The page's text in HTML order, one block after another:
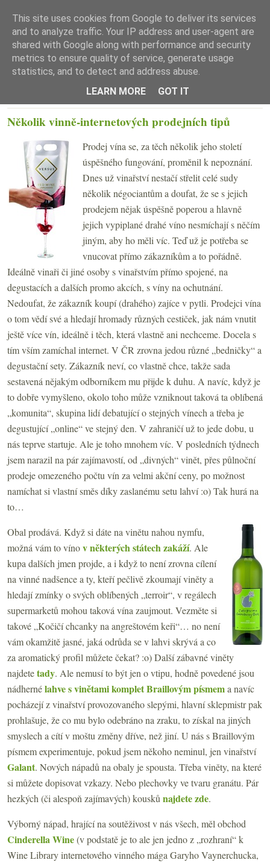
☰ Menu
Několik vinně-internetových prodejních tipů
Prodej vína se, za těch několik jeho století
úspěšného fungování, proměnil k nepoznání.
Dnes už vinařství nestačí střelit celé sudy
několik négociantům a doufat, že se s jejich
prodejem nějak úspěšně poperou a hlavně
jejich vypiplané drahé víno nesmíchají s něčím
jiným, aby ho měli víc. Teď už je potřeba se
vnucovat přímo zákazníkům a to pořádně.
Ideálně vinaři či jiné osoby s vinařstvím přímo spojené, na
degustacích a dalších promo akcích, s víny na ochutnání.
Nedoufat, že zákazník koupí (drahého) zajíce v pytli. Prodejci vína
o tom vědí své a hledají hromady různých cestiček, jak nám vnutit
ještě více vín, ideálně i těch, která vlastně ani nechceme. Docela s
tím vším zamíchal internet. V ČR zrovna jedou různé „bedničky“ a
degustační sety. Zákazník neví, co vlastně chce, takže sada
sestavená nějakým odborníkem mu přijde k duhu. A navíc, když je
to dobře vymyšleno, okolo toho může vzniknout taková ta oblíbená
„komunita“, skupina lidí debatující o stejných vínech a třeba je
degustující „online“ ve stejný den. V zahraničí už to jede dobu, u
nás teprve startuje. Ale je toho mnohem víc. V posledních týdnech
jsem narazil na pár zajímavostí, od „divných“ vinět, přes půlnoční
prodeje omezeného počtu vín za velmi akční ceny, po možnost
namíchat si vlastní směs díky zaslanému setu lahví :o) Tak hurá na
to…
Obal prodává. Když si dáte na vinětu nahou nymfu,
možná vám to vínov některých státech zakáží. Ale
kupa dalších jmen projde, a i když to není zrovna cílení
na vinné nadšence a ty, kteří pečlivě zkoumají viněty a
hledají zmínky o svých oblíbených „terroir“, v regálech
supermarketů mohou taková vína zaujmout. Vezměte si
takové „Kočičí chcanky na angreštovém keři“… no není
vám okamžitě jasné, jaká odrůda se v lahvi skrývá a co
za aromatický profil můžete čekat? :o) Další zábavné viněty
najdetetady. Ale nemusí to být jen o vtipu, hodně povedené jsou
nádhernélahve s vinětami komplet Braillovým písmema navíc
pocházejí z vinařství provozovaného slepými, hlavní sklepmistr pak
prohlašuje, že co mu bylo odebráno na zraku, to získal na jiných
smyslech a cítí v moštu změny dříve, než jiní. U nás s Braillovým
písmem experimentuje, pokud jsem někoho neminul, jen vinařství
Galant. Nových nápadů na obaly je spousta. Třeba viněty, na které
si můžete dopisovat vzkazy. Nebo plechovky ve tvaru granátu. Pár
hezkých (či alespoň zajímavých) kousků najdete zde.
Výborný nápad, hrající na soutěživost v nás všech, měl obchod
Cinderella Wine(v podstatě je to ale jen jedno z „rozhraní“ k
Wine Library internetového vinného mága Garyho Vaynerchucka,
This site uses cookies from Google to deliver its services
and to analyze traffic. Your IP address and user-agent are
shared with Google along with performance and security
metrics to ensure quality of service, generate usage
statistics, and to detect and address abuse.
LEARN MORE
GOT IT